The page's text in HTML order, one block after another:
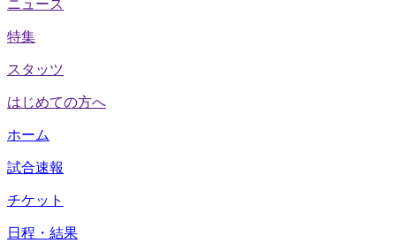
ニュース
特集
スタッツ
はじめての方へ
ホーム
試合速報
チケット
日程・結果